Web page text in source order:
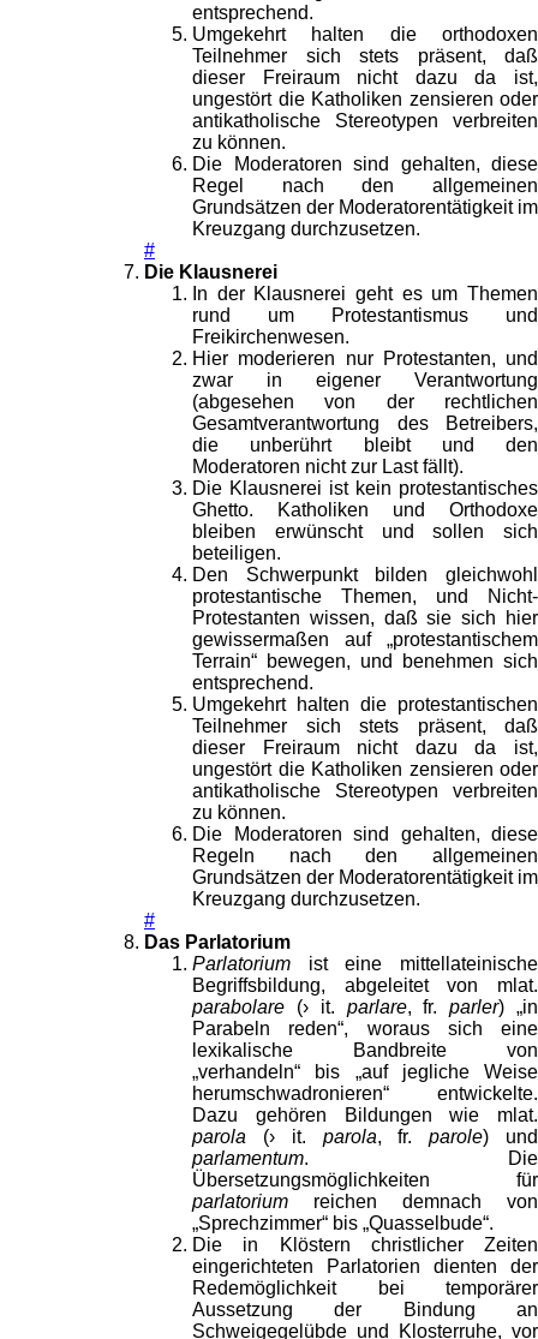
entsprechend.
Umgekehrt halten die orthodoxen
Teilnehmer sich stets präsent, daß
dieser Freiraum nicht dazu da ist,
ungestört die Katholiken zensieren oder
antikatholische Stereotypen verbreiten
zu können.
Die Moderatoren sind gehalten, diese
Regel nach den allgemeinen
Grundsätzen der Moderatorentätigkeit im
Kreuzgang durchzusetzen.
#
Die Klausnerei
In der Klausnerei geht es um Themen
rund um Protestantismus und
Freikirchenwesen.
Hier moderieren nur Protestanten, und
zwar in eigener Verantwortung
(abgesehen von der rechtlichen
Gesamtverantwortung des Betreibers,
die unberührt bleibt und den
Moderatoren nicht zur Last fällt).
Die Klausnerei ist kein protestantisches
Ghetto. Katholiken und Orthodoxe
bleiben erwünscht und sollen sich
beteiligen.
Den Schwerpunkt bilden gleichwohl
protestantische Themen, und Nicht-
Protestanten wissen, daß sie sich hier
gewissermaßen auf „protestantischem
Terrain“ bewegen, und benehmen sich
entsprechend.
Umgekehrt halten die protestantischen
Teilnehmer sich stets präsent, daß
dieser Freiraum nicht dazu da ist,
ungestört die Katholiken zensieren oder
antikatholische Stereotypen verbreiten
zu können.
Die Moderatoren sind gehalten, diese
Regeln nach den allgemeinen
Grundsätzen der Moderatorentätigkeit im
Kreuzgang durchzusetzen.
#
Das Parlatorium
Parlatorium ist eine mittellateinische
Begriffsbildung, abgeleitet von mlat.
parabolare (› it. parlare, fr.parler) „in
Parabeln reden“, woraus sich eine
lexikalische Bandbreite von
„verhandeln“ bis „auf jegliche Weise
herumschwadronieren“ entwickelte.
Dazu gehören Bildungen wie mlat.
parola (› it. parola, fr.parole) und
parlamentum. Die
Übersetzungsmöglichkeiten für
parlatorium reichen demnach von
„Sprechzimmer“ bis „Quasselbude“.
Die in Klöstern christlicher Zeiten
eingerichteten Parlatorien dienten der
Redemöglichkeit bei temporärer
Aussetzung der Bindung an
Schweigegelübde und Klosterruhe, vor